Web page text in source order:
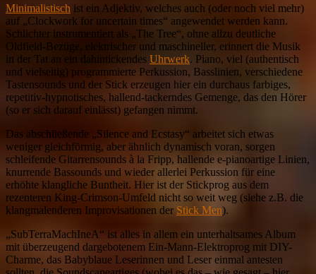
Minimalistisch ist ein Adjektiv, welches auch (oder noch viel mehr)
auf „Clockwork for uncertain times“ angewendet werden kann.
Schlichter instrumentiert als „The Tree“, ohne allzu deutliche
Oldfield-Bezüge, elektrischer und maschineller, erinnert die Musik
in der Tat an ein dahintickendes Uhrwerk. Piano, viel (authentisch
und vielseitig) programmierte Perkussion, Basslinien, verschiedene
Tastensounds und der Stick erzeugen hier ein durchaus farbiges,
repetitiv-hypnotisches, hallend-tackerndes Gemenge, das den Hörer
(so er sich darauf einlässt) gefangen nimmt.
Das abschließende „Silence and Ecstasy“ arbeitet sich etwas
weniger gleichförmig, aber ähnlich dynamisch voran, sorgen
schleifende Gitarrensounds à la Fripp, hallende e-pianoartige Linien,
knurrende Bassounds und wieder allerlei Perkussion für eine
erhöhte klangliche Buntheit. Hier ist der Stickprog aus dem
rezenteren King-Crimson-Umfeld nicht so weit weg (siehe z.B. die
klangmalenderen Improvisationen der Stick Men).
„SubTerraMachIneA“ ist alles in allem ein unterhaltsames Album
mit überzeugend dargebotenem Ein-Mann-Elektroprog mit DIY-
Charme, das Babyblaue Leserinnen und Leser einmal antesten